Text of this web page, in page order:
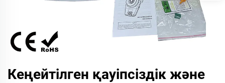
Кеңейтілген қауіпсіздік және